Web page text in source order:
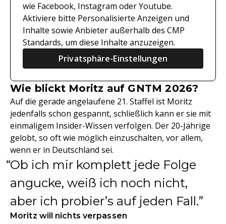
wie Facebook, Instagram oder Youtube.
Aktiviere bitte Personalisierte Anzeigen und
Inhalte sowie Anbieter außerhalb des CMP
Standards, um diese Inhalte anzuzeigen.
Privatsphäre-Einstellungen
Wie blickt Moritz auf GNTM 2026?
Auf die gerade angelaufene 21. Staffel ist Moritz
jedenfalls schon gespannt, schließlich kann er sie mit
einmaligem Insider-Wissen verfolgen. Der 20-Jährige
gelobt, so oft wie möglich einzuschalten, vor allem,
wenn er in Deutschland sei.
Ob ich mir komplett jede Folge
angucke, weiß ich noch nicht,
aber ich probier’s auf jeden Fall.
Moritz will nichts verpassen